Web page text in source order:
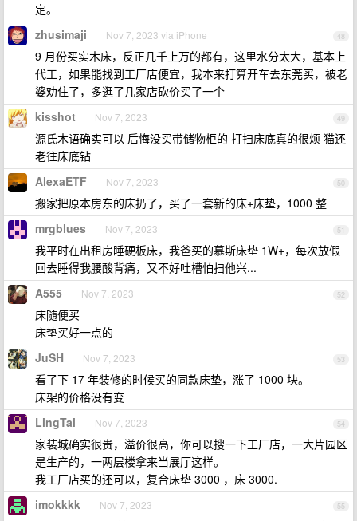
定。
48
zhusimaji Nov 7, 2023 via iPhone
9 月份买实木床，反正几千上万的都有，这里水分太大，基本上
代工，如果能找到工厂店便宜，我本来打算开车去东莞买，被老
婆劝住了，多逛了几家店砍价买了一个
49
kisshot Nov 7, 2023
源氏木语确实可以 后悔没买带储物柜的 打扫床底真的很烦 猫还
老往床底钻
50
AlexaETF Nov 7, 2023
搬家把原本房东的床扔了，买了一套新的床+床垫，1000 整
51
mrgblues Nov 7, 2023
我平时在出租房睡硬板床，我爸买的慕斯床垫 1W+，每次放假
回去睡得我腰酸背痛，又不好吐槽怕扫他兴...
52
A555 Nov 7, 2023
床随便买
床垫买好一点的
53
JuSH Nov 7, 2023
看了下 17 年装修的时候买的同款床垫，涨了 1000 块。
床架的价格没有变
54
LingTai Nov 7, 2023
家装城确实很贵，溢价很高，你可以搜一下工厂店，一大片园区
是生产的，一两层楼拿来当展厅这样。
我工厂店买的还可以，复合床垫 3000 ，床 3000.
55
imokkkk Nov 7, 2023